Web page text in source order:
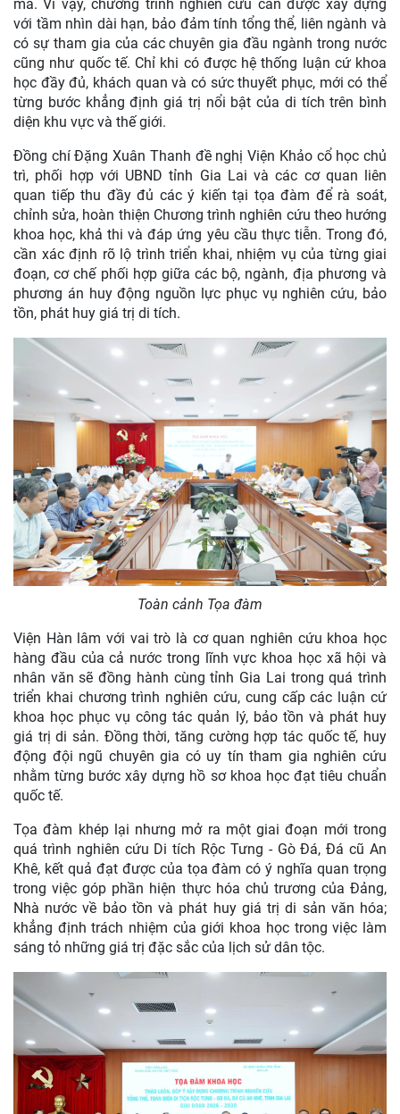
mã. Vì vậy, chương trình nghiên cứu cần được xây dựng
với tầm nhìn dài hạn, bảo đảm tính tổng thể, liên ngành và
có sự tham gia của các chuyên gia đầu ngành trong nước
cũng như quốc tế. Chỉ khi có được hệ thống luận cứ khoa
học đầy đủ, khách quan và có sức thuyết phục, mới có thể
từng bước khẳng định giá trị nổi bật của di tích trên bình
diện khu vực và thế giới.
Đồng chí Đặng Xuân Thanh đề nghị Viện Khảo cổ học chủ
trì, phối hợp với UBND tỉnh Gia Lai và các cơ quan liên
quan tiếp thu đầy đủ các ý kiến tại tọa đàm để rà soát,
chỉnh sửa, hoàn thiện Chương trình nghiên cứu theo hướng
khoa học, khả thi và đáp ứng yêu cầu thực tiễn. Trong đó,
cần xác định rõ lộ trình triển khai, nhiệm vụ của từng giai
đoạn, cơ chế phối hợp giữa các bộ, ngành, địa phương và
phương án huy động nguồn lực phục vụ nghiên cứu, bảo
tồn, phát huy giá trị di tích.
Toàn cảnh Tọa đàm
Viện Hàn lâm với vai trò là cơ quan nghiên cứu khoa học
hàng đầu của cả nước trong lĩnh vực khoa học xã hội và
nhân văn sẽ đồng hành cùng tỉnh Gia Lai trong quá trình
triển khai chương trình nghiên cứu, cung cấp các luận cứ
khoa học phục vụ công tác quản lý, bảo tồn và phát huy
giá trị di sản. Đồng thời, tăng cường hợp tác quốc tế, huy
động đội ngũ chuyên gia có uy tín tham gia nghiên cứu
nhằm từng bước xây dựng hồ sơ khoa học đạt tiêu chuẩn
quốc tế.
Tọa đàm khép lại nhưng mở ra một giai đoạn mới trong
quá trình nghiên cứu Di tích Rộc Tưng - Gò Đá, Đá cũ An
Khê, kết quả đạt được của tọa đàm có ý nghĩa quan trọng
trong việc góp phần hiện thực hóa chủ trương của Đảng,
Nhà nước về bảo tồn và phát huy giá trị di sản văn hóa;
khẳng định trách nhiệm của giới khoa học trong việc làm
sáng tỏ những giá trị đặc sắc của lịch sử dân tộc.